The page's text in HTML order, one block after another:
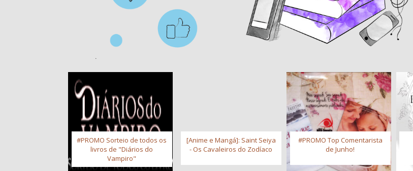
#PROMO Sorteio de todos os
livros de "Diários do
Vampiro"
[Anime e Mangá]: Saint Seiya
- Os Cavaleiros do Zodíaco
#PROMO Top Comentarista
de Junho!